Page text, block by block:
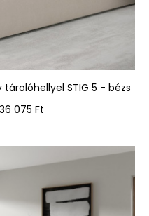
STIG 5 - bézs
075 Ft